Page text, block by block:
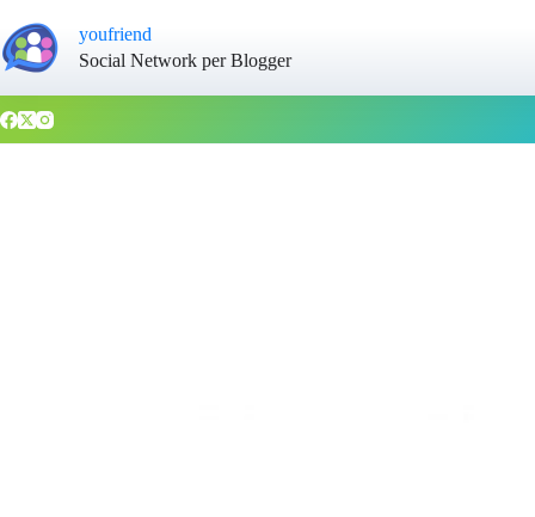
youfriend
Social Network per Blogger